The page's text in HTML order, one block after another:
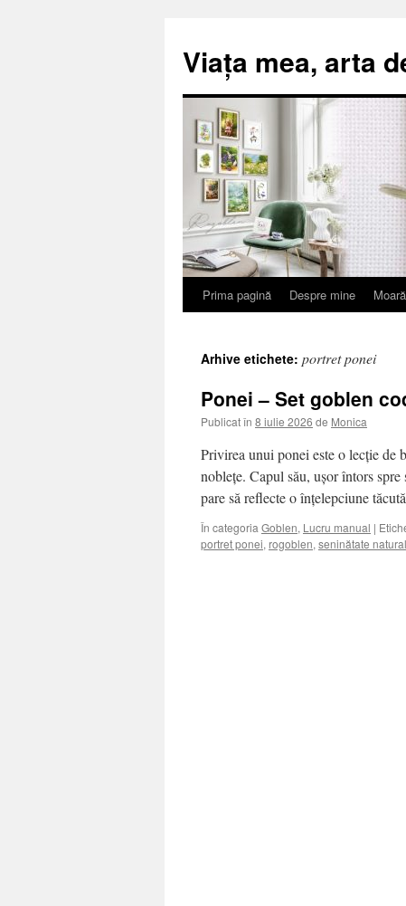
Viața mea, arta
Sari
conținut
Prima pagină Despre mine
Arhive etichete: portret ponei
Ponei – Set goblen
Publicat în 8 iulie 2026 de Monica
Privirea unui ponei este o lecție de
noblețe. Capul său, ușor întors
pare să reflecte o înțelepciune
În categoria Goblen, Lucru manual |
portret ponei, rogoblen, seninătate